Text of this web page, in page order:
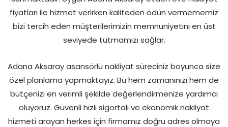
fiyatları ile hizmet verirken kaliteden ödün vermememiz
bizi tercih eden müşterilerimizin memnuniyetini en üst
seviyede tutmamızı sağlar.
Adana Aksaray asansörlü nakliyat süreciniz boyunca size
özel planlama yapmaktayız. Bu hem zamanınızı hem de
bütçenizi en verimli şekilde değerlendirmenize yardımcı
oluyoruz. Güvenli hızlı sigortalı ve ekonomik nakliyat
hizmeti arayan herkes için firmamız doğru adres olmaya